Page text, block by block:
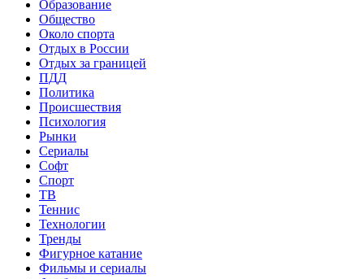
Образование
Общество
Около спорта
Отдых в России
Отдых за границей
ПДД
Политика
Происшествия
Психология
Рынки
Сериалы
Софт
Спорт
ТВ
Теннис
Технологии
Тренды
Фигурное катание
Фильмы и сериалы